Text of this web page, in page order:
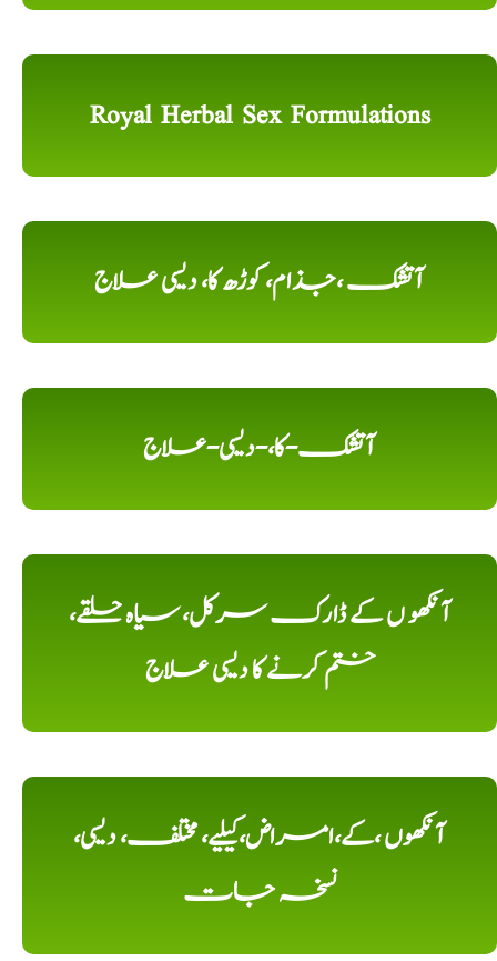
Royal Herbal Sex Formulations
آتشک ،جذام، کوڑھ کا، دیسی علاج
آتشک-کا،-دیسی-علاج
آنکھو ں کے ڈارک سرکل، سیاہ حلقے،
ختم کرنے کا دیسی علاج
آنکھوں ،کے،امراض،کیلیے، مختلف، دیسی،
نسخہ جات